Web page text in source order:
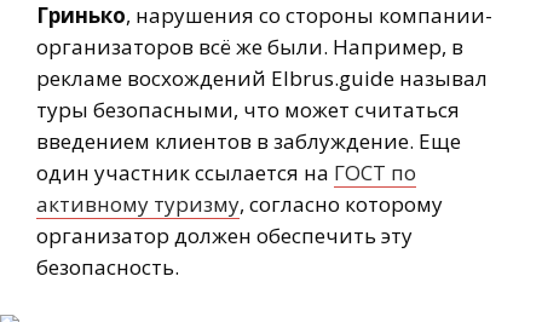
Гринько, нарушения со стороны компании-
организаторов всё же были. Например, в
рекламе восхождений Elbrus.guide называл
туры безопасными, что может считаться
введением клиентов в заблуждение. Еще
один участник ссылается на ГОСТ по
активному туризму, согласно которому
организатор должен обеспечить эту
безопасность.